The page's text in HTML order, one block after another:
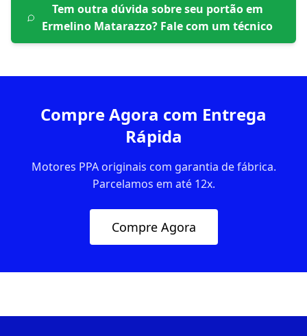
Tem outra dúvida sobre seu portão em
Ermelino Matarazzo? Fale com um técnico
Compre Agora com Entrega
Rápida
Motores PPA originais com garantia de fábrica.
Parcelamos em até 12x.
Compre Agora